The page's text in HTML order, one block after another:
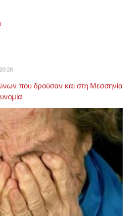
που δρούσαν και στη Μεσσηνία